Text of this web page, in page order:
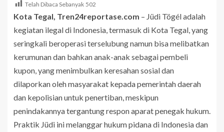
Telah Dibaca Sebanyak 502
Kota Tegal, Tren24reportase.com – Jüdi Tögél adalah
kegiatan ilegal di Indonesia, termasuk di Kota Tegal, yang
seringkali beroperasi terselubung namun bisa melibatkan
kerumunan dan bahkan anak-anak sebagai pembeli
kupon, yang menimbulkan keresahan sosial dan
dilaporkan oleh masyarakat kepada pemerintah daerah
dan kepolisian untuk penertiban, meskipun
penindakannya tergantung respon aparat penegak hukum.
Praktik Jüdi ini melanggar hukum pidana di Indonesia dan